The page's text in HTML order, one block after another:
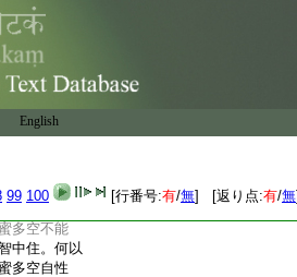
English
99 100 [行番号:有/無] [返り点:有/無]
諸受空自
法有出住者。
境空不能
中住。何以
現。諸有欲
幻事陽焔
然幻事空
不能至一
事空自性空。
現。諸有欲
多空不能
中住。何以
多空自性